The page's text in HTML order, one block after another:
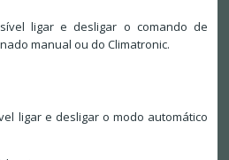
ligar e desligar o comando de
manual ou do Climatronic.
ligar e desligar o modo automático